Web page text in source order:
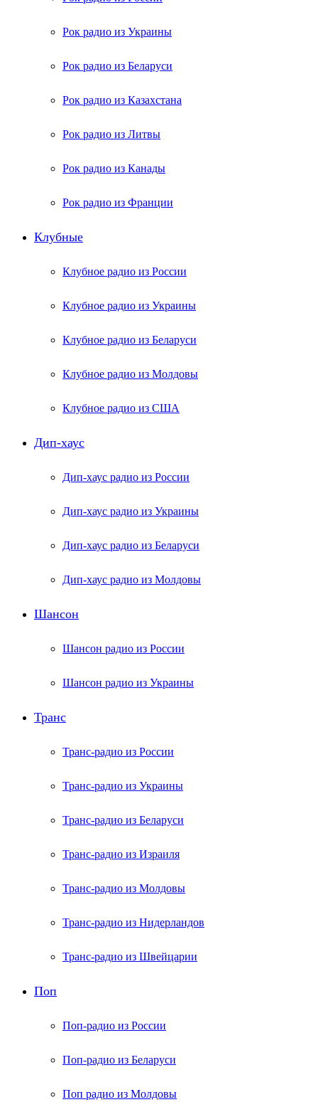
Рок радио из Украины
Рок радио из Беларуси
Рок радио из Казахстана
Рок радио из Литвы
Рок радио из Канады
Рок радио из Франции
Клубные
Клубное радио из России
Клубное радио из Украины
Клубное радио из Беларуси
Клубное радио из Молдовы
Клубное радио из США
Дип-хаус
Дип-хаус радио из России
Дип-хаус радио из Украины
Дип-хаус радио из Беларуси
Дип-хаус радио из Молдовы
Шансон
Шансон радио из России
Шансон радио из Украины
Транс
Транс-радио из России
Транс-радио из Украины
Транс-радио из Беларуси
Транс-радио из Израиля
Транс-радио из Молдовы
Транс-радио из Нидерландов
Транс-радио из Швейцарии
Поп
Поп-радио из России
Поп-радио из Беларуси
Поп радио из Молдовы